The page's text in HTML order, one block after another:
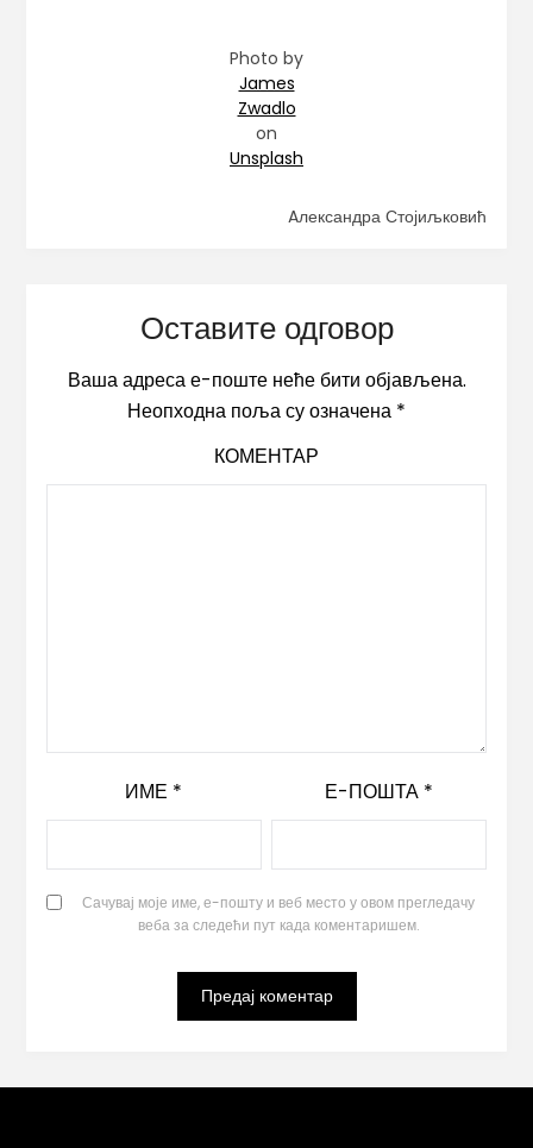
Photo by
James
Zwadlo
on
Unsplash
Aлександра Стојиљковић
Оставите одговор
Ваша адреса е-поште неће бити објављена.
Неопходна поља су означена *
КОМЕНТАР
ИМЕ * Е-ПОШТА *
Сачувај моје име, е-пошту и веб место у овом прегледачу
веба за следећи пут када коментаришем.